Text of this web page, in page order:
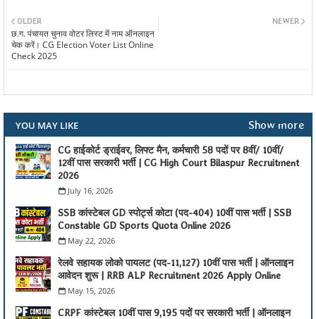
NEWER
OLDER
छ.ग. पंचायत चुनाव वोटर लिस्ट में नाम ऑनलाइन
चेक करें। CG Election Voter List Online
Check 2025
YOU MAY LIKE Show more
CG हाईकोर्ट ड्राईवर, लिफ्ट मैन, कर्मचारी 58 पदों पर 8वीं/ 10वीं/
12वीं पास सरकारी भर्ती | CG High Court Bilaspur Recruitment
2026
July 16, 2026
SSB कांस्टेबल GD स्पोर्ट्स कोटा (पद-404) 10वीं पास भर्ती | SSB
Constable GD Sports Quota Online 2026
May 22, 2026
रेलवे सहायक लोको पायलट (पद-11,127) 10वीं पास भर्ती | ऑनलाइन
आवेदन शुरू | RRB ALP Recruitment 2026 Apply Online
May 15, 2026
CRPF कांस्टेबल 10वीं पास 9,195 पदों पर सरकारी भर्ती | ऑनलाइन